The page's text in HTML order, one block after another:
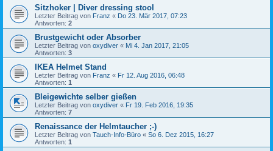
Sitzhoker | Diver dressing stool
Letzter Beitrag von Franz « Do 23. Mär 2017, 07:23
Antworten: 2
Brustgewicht oder Absorber
Letzter Beitrag von oxydiver « Mi 4. Jan 2017, 21:05
Antworten: 3
IKEA Helmet Stand
Letzter Beitrag von Franz « Fr 12. Aug 2016, 06:48
Antworten: 1
Bleigewichte selber gießen
Letzter Beitrag von oxydiver « Fr 19. Feb 2016, 19:35
Antworten: 7
Renaissance der Helmtaucher ;-)
Letzter Beitrag von Tauch-Info-Büro « So 6. Dez 2015, 16:27
Antworten: 1